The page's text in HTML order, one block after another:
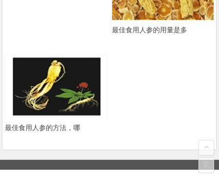
最佳食用人参的用量是多
最佳食用人参的方法，哪